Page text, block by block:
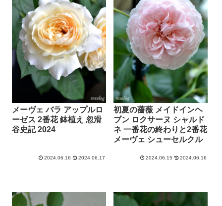
メーヴェ バラ アップルロ
ーゼス 2番花 鉢植え 忽滑
谷史記 2024
2024.06.16 2024.06.17
初夏の薔薇 メイドインヘ
ブン ロクサーヌ シャルド
ネ 一番花の終わりと2番花
メーヴェ シューセルクル
2024.06.15 2024.06.16